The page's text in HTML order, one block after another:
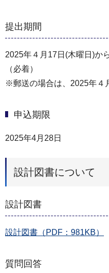
提出期間
2025年４月17日(木曜日)か
（必着）
※郵送の場合は、2025年４
申込期限
2025年4月28日
設計図書について
設計図書
設計図書（PDF：981KB）
質問回答